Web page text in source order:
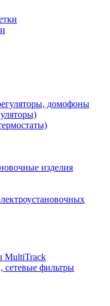
домофоны
изделия
MultiTrack
сетевые фильтры